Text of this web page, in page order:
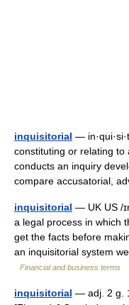
inquisitorial —
constituting or relating to
conducts an inquiry
compare accusatorial,
inquisitorial — UK US /
a legal process in which
get the facts before
an inquisitorial system
Financial and business terms
inquisitorial — adj. 2 g.